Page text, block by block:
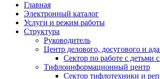
Главная
Электронный каталог
Услуги и режим работы
Структура
Руководитель
Центр делового, досугового и
Сектор по работе с детьми
Тифлоинформационный центр
Сектор тифлотехники и